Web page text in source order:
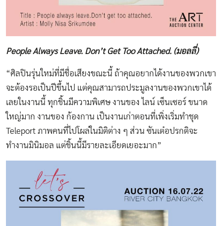
People Always Leave. Don’t Get Too Attached. (มอลลี่)
“ศิลปินรุ่นใหม่ที่มีชื่อเสียงขณะนี้ ถ้าคุณอยากได้งานของพวกเขา
จะต้องรอเป็นปีขึ้นไป แต่คุณสามารถประมูลงานของพวกเขาได้
เลยในงานนี้ ทุกชิ้นมีความพิเศษ งานของ ไลน์ เซ็นเซอร์ ขนาด
ใหญ่มาก งานของ ก้องกาน เป็นงานเก่าตอนที่เพิ่งเริ่มทำชุด
Teleport ภาพคนที่ไปโผล่ในมิติต่าง ๆ ส่วน ซันเต๋อปรกติจะ
ทำงานมินิมอล แต่ชิ้นนี้มีรายละเอียดเยอะมาก”